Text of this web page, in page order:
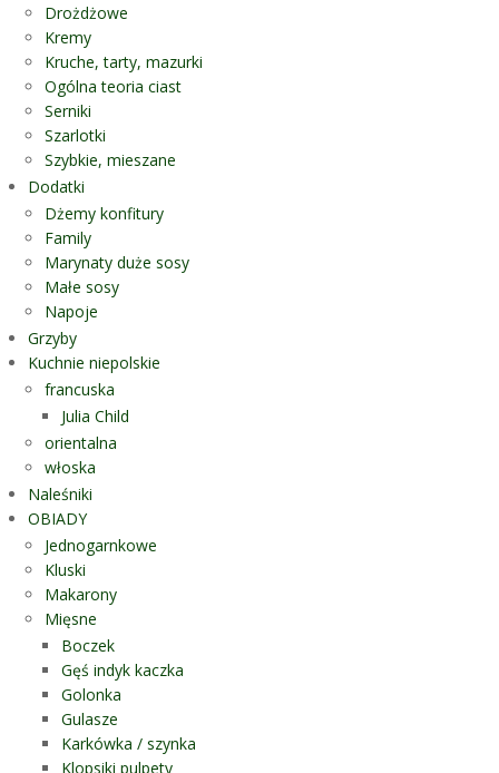
Drożdżowe
Kremy
Kruche, tarty, mazurki
Ogólna teoria ciast
Serniki
Szarlotki
Szybkie, mieszane
Dodatki
Dżemy konfitury
Family
Marynaty duże sosy
Małe sosy
Napoje
Grzyby
Kuchnie niepolskie
francuska
Julia Child
orientalna
włoska
Naleśniki
OBIADY
Jednogarnkowe
Kluski
Makarony
Mięsne
Boczek
Gęś indyk kaczka
Golonka
Gulasze
Karkówka / szynka
Klopsiki pulpety